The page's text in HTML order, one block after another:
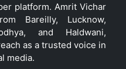
platform. Amrit Vichar
Bareilly, Lucknow,
and Haldwani,
as a trusted voice in
media.